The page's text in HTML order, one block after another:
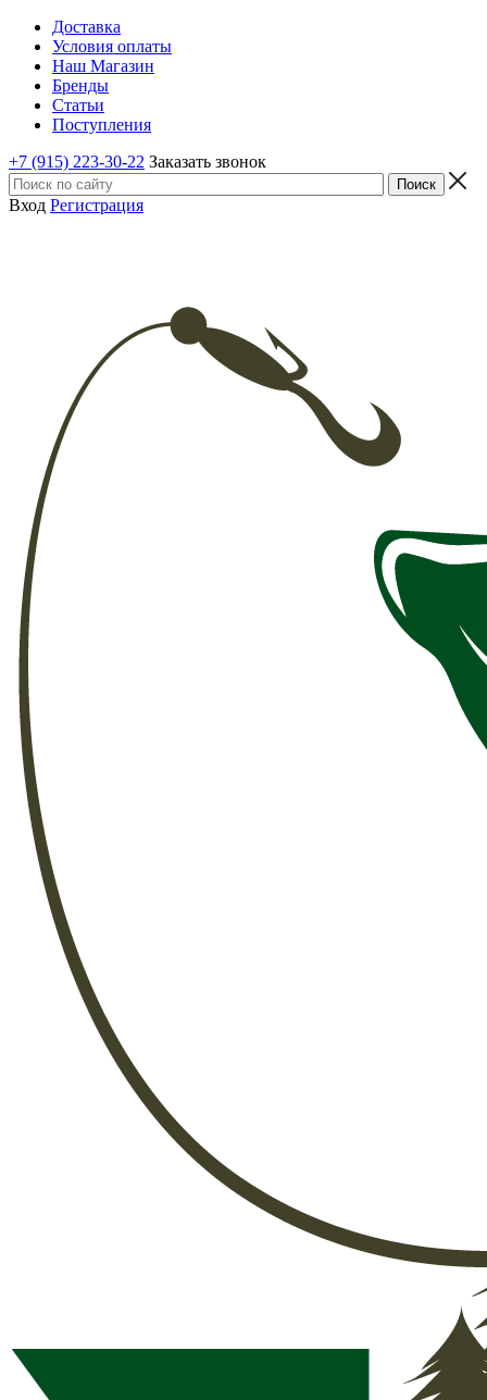
Доставка
Условия оплаты
Наш Магазин
Бренды
Статьи
Поступления
+7 (915) 223-30-22 Заказать звонок
Вход Регистрация